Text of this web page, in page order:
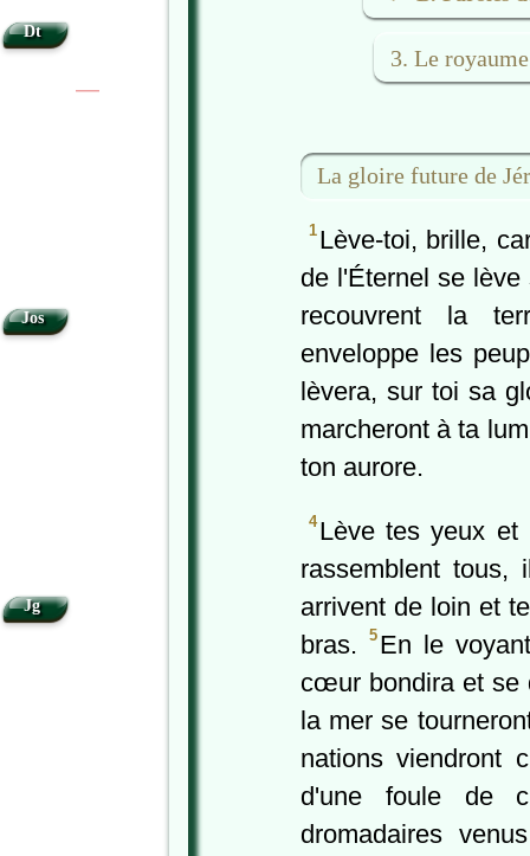
3. Le
La gloire future de
1 Lève-toi, brille,
de l'Éternel se
recouvrent la
enveloppe les
lèvera, sur toi sa
marcheront à ta
ton aurore.
4 Lève tes yeux et
rassemblent
arrivent de loin et
bras.5 En le
cœur bondira et se
la mer se
nations viendront
d'une foule de
dromadaires
Dt
Jos
Jg